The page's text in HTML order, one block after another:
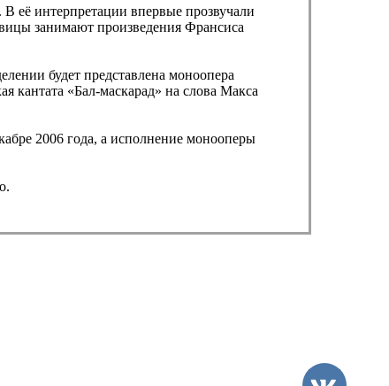
её интерпретации впервые прозвучали
занимают произведения Франсиса
будет представлена моноопера
кантата «Бал-маскарад» на слова Макса
2006 года, а исполнение монооперы